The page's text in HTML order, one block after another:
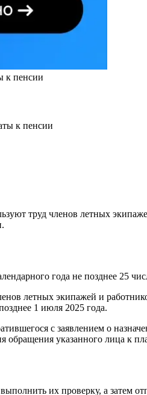
труд членов летных
года не позднее 25
летных экипажей и
1 июля 2025 года.
с заявлением о
обращения указанного лица к
их проверку, а затем